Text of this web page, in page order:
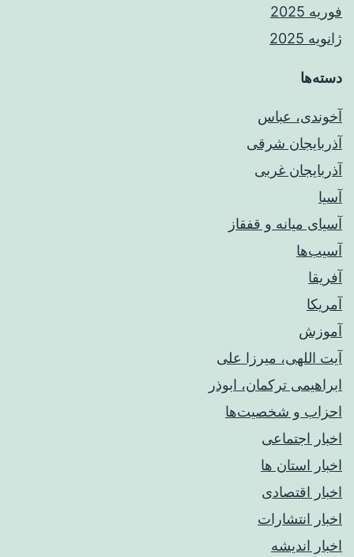
فوریه 2025
ژانویه 2025
دسته‌ها
آخوندی، عباس
آذربایجان شرقی
آذربایجان غربی
آسیا
آسیای میانه و قفقاز
آسیب‌ها
آفریقا
آمریکا
آموزش
آیت اللهی، میرزا علی
ابراهیمی ترکمان، ابوذر
احزاب و شخصیت‌ها
اخبار اجتماعی
اخبار استان ها
اخبار اقتصادی
اخبار انتشارات
اخبار اندیشه